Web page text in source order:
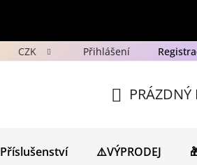
Ochrana osobních údajů GDPR
CZK Přihlášení
KOŠÍK
PRÁZDNÝ
Příslušenství ⚠️VÝPRODEJ